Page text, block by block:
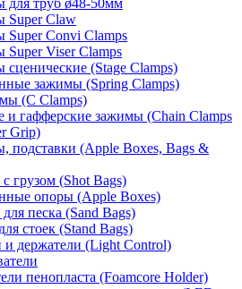
для труб ø48-50мм
Super Claw
Super Convi Clamps
Super Viser Clamps
(Stage Clamps)
зажимы (Spring Clamps)
(C Clamps)
и гафферские зажимы (Chain Clamps
Grip)
подставки (Apple Boxes, Bags &
грузом (Shot Bags)
опоры (Apple Boxes)
песка (Sand Bags)
стоек (Stand Bags)
и держатели (Light Control)
пенопласта (Foamcore Holder)